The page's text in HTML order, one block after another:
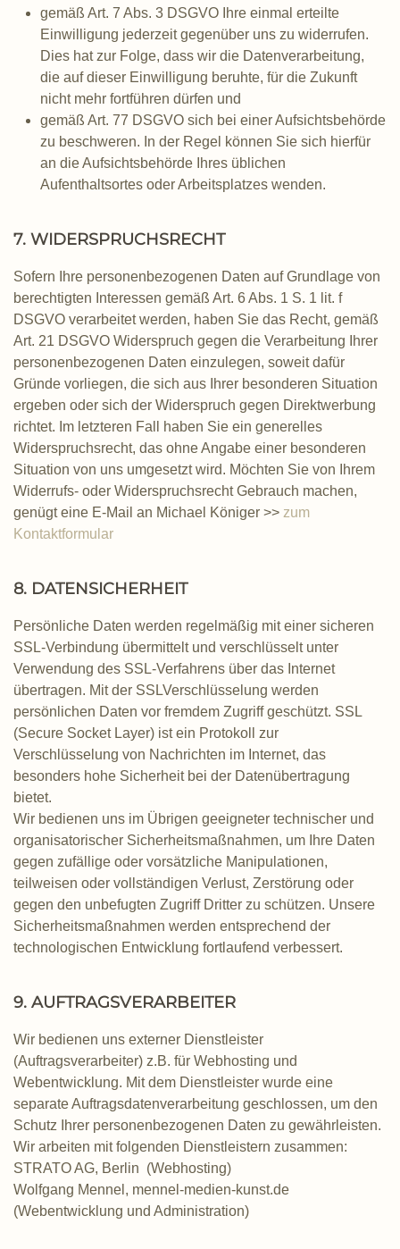
gemäß Art. 7 Abs. 3 DSGVO Ihre einmal erteilte
Einwilligung jederzeit gegenüber uns zu widerrufen.
Dies hat zur Folge, dass wir die Datenverarbeitung,
die auf dieser Einwilligung beruhte, für die Zukunft
nicht mehr fortführen dürfen und
gemäß Art. 77 DSGVO sich bei einer Aufsichtsbehörde
zu beschweren. In der Regel können Sie sich hierfür
an die Aufsichtsbehörde Ihres üblichen
Aufenthaltsortes oder Arbeitsplatzes wenden.
7. WIDERSPRUCHSRECHT
Sofern Ihre personenbezogenen Daten auf Grundlage von
berechtigten Interessen gemäß Art. 6 Abs. 1 S. 1 lit. f
DSGVO verarbeitet werden, haben Sie das Recht, gemäß
Art. 21 DSGVO Widerspruch gegen die Verarbeitung Ihrer
personenbezogenen Daten einzulegen, soweit dafür
Gründe vorliegen, die sich aus Ihrer besonderen Situation
ergeben oder sich der Widerspruch gegen Direktwerbung
richtet. Im letzteren Fall haben Sie ein generelles
Widerspruchsrecht, das ohne Angabe einer besonderen
Situation von uns umgesetzt wird. Möchten Sie von Ihrem
Widerrufs- oder Widerspruchsrecht Gebrauch machen,
genügt eine E-Mail an Michael Königer >> zum
Kontaktformular
8. DATENSICHERHEIT
Persönliche Daten werden regelmäßig mit einer sicheren
SSL-Verbindung übermittelt und verschlüsselt unter
Verwendung des SSL-Verfahrens über das Internet
übertragen. Mit der SSLVerschlüsselung werden
persönlichen Daten vor fremdem Zugriff geschützt. SSL
(Secure Socket Layer) ist ein Protokoll zur
Verschlüsselung von Nachrichten im Internet, das
besonders hohe Sicherheit bei der Datenübertragung
bietet.
Wir bedienen uns im Übrigen geeigneter technischer und
organisatorischer Sicherheitsmaßnahmen, um Ihre Daten
gegen zufällige oder vorsätzliche Manipulationen,
teilweisen oder vollständigen Verlust, Zerstörung oder
gegen den unbefugten Zugriff Dritter zu schützen. Unsere
Sicherheitsmaßnahmen werden entsprechend der
technologischen Entwicklung fortlaufend verbessert.
9. AUFTRAGSVERARBEITER
Wir bedienen uns externer Dienstleister
(Auftragsverarbeiter) z.B. für Webhosting und
Webentwicklung. Mit dem Dienstleister wurde eine
separate Auftragsdatenverarbeitung geschlossen, um den
Schutz Ihrer personenbezogenen Daten zu gewährleisten.
Wir arbeiten mit folgenden Dienstleistern zusammen:
STRATO AG, Berlin (Webhosting)
Wolfgang Mennel, mennel-medien-kunst.de
(Webentwicklung und Administration)